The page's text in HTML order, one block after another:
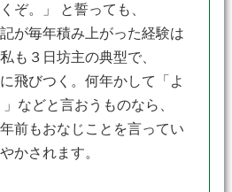
ぞ。」 と誓っても、
が毎年積み上がった経験は
も３日坊主の典型で、
飛びつく。何年かして「よ
などと言おうものなら、
前もおなじことを言ってい
かされます。